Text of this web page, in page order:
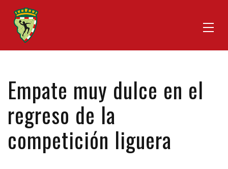
Empate muy dulce en el
regreso de la
competición liguera